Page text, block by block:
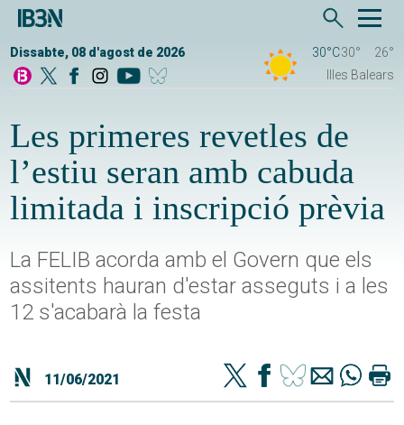
Dissabte, 08 d'agost de 2026 30°C30°
26°
Illes Balears
Les primeres revetles de
l’estiu seran amb cabuda
limitada i inscripció prèvia
La FELIB acorda amb el Govern que els
assitents hauran d'estar asseguts i a les
12 s'acabarà la festa
11/06/2021